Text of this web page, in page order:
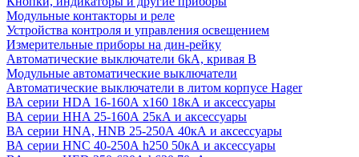
Модульные контакторы и реле
Устройства контроля и управления освещением
Измерительные приборы на дин-рейку
Автоматические выключатели 6kA, кривая В
Модульные автоматические выключатели
Автоматические выключатели в литом корпусе Hager
ВА серии HDA 16-160А x160 18кА и аксессуары
ВА серии HHA 25-160А 25кА и аксессуары
ВА серии HNA, HNB 25-250А 40кА и аксессуары
ВА серии HNC 40-250А h250 50кА и аксессуары